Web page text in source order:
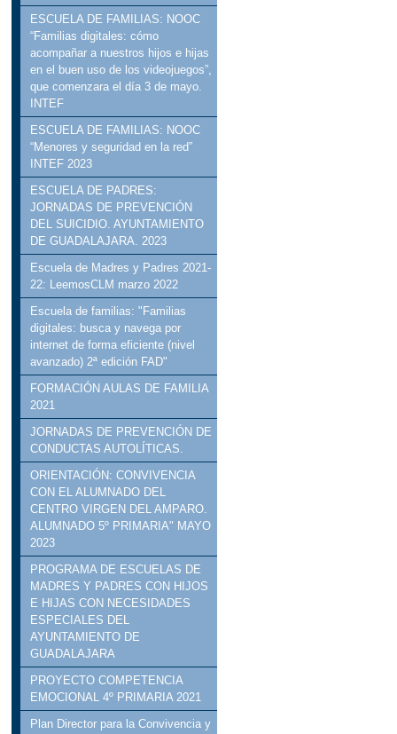
ESCUELA DE FAMILIAS: NOOC
“Familias digitales: cómo
acompañar a nuestros hijos e hijas
en el buen uso de los videojuegos”,
que comenzara el día 3 de mayo.
INTEF
ESCUELA DE FAMILIAS: NOOC
“Menores y seguridad en la red”
INTEF 2023
ESCUELA DE PADRES:
JORNADAS DE PREVENCIÓN
DEL SUICIDIO. AYUNTAMIENTO
DE GUADALAJARA. 2023
Escuela de Madres y Padres 2021-
22: LeemosCLM marzo 2022
Escuela de familias: "Familias
digitales: busca y navega por
internet de forma eficiente (nivel
avanzado) 2ª edición FAD"
FORMACIÓN AULAS DE FAMILIA
2021
JORNADAS DE PREVENCIÓN DE
CONDUCTAS AUTOLÍTICAS.
ORIENTACIÓN: CONVIVENCIA
CON EL ALUMNADO DEL
CENTRO VIRGEN DEL AMPARO.
ALUMNADO 5º PRIMARIA" MAYO
2023
PROGRAMA DE ESCUELAS DE
MADRES Y PADRES CON HIJOS
E HIJAS CON NECESIDADES
ESPECIALES DEL
AYUNTAMIENTO DE
GUADALAJARA
PROYECTO COMPETENCIA
EMOCIONAL 4º PRIMARIA 2021
Plan Director para la Convivencia y